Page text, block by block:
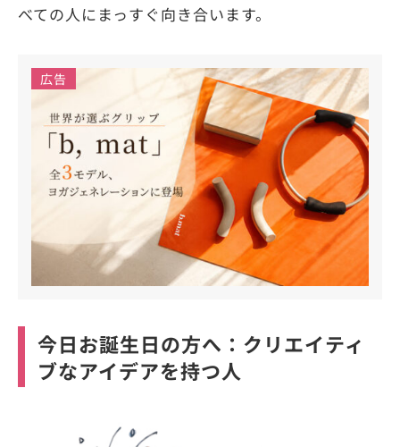
べての人にまっすぐ向き合います。
広告
今日お誕生日の方へ：クリエイティ
ブなアイデアを持つ人